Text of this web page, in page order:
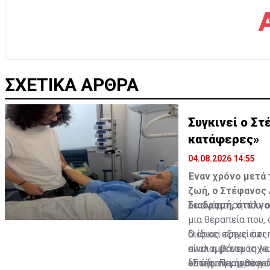
ΣΧΕΤΙΚΑ ΑΡΘΡΑ
Συγκινεί ο
κατάφερες»
04.08.2026 14:55
Έναν χρόνο μετά
ζωή, ο Στέφανος
διαδρομή,
Σε ανάρτησή του,
μια θεραπεία
διαρκεί τρεις
αναλαμβάνει τη
επώδυνη και
Ο ίδιος εξηγεί
είναι η
δότης.
«Στέφανε, ήρθε η